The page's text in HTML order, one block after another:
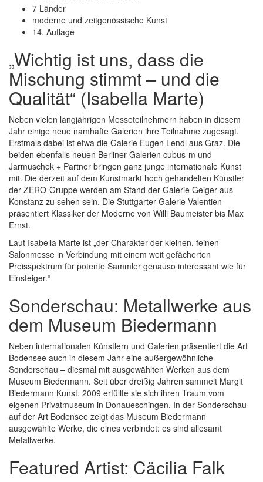
7 Länder
moderne und zeitgenössische Kunst
14. Auflage
„Wichtig ist uns, dass die
Mischung stimmt – und die
Qualität“ (Isabella Marte)
Neben vielen langjährigen Messeteilnehmern haben in diesem
Jahr einige neue namhafte Galerien ihre Teilnahme zugesagt.
Erstmals dabei ist etwa die Galerie Eugen Lendl aus Graz. Die
beiden ebenfalls neuen Berliner Galerien cubus-m und
Jarmuschek + Partner bringen ganz junge internationale Kunst
mit. Die derzeit auf dem Kunstmarkt hoch gehandelten Künstler
der ZERO-Gruppe werden am Stand der Galerie Geiger aus
Konstanz zu sehen sein. Die Stuttgarter Galerie Valentien
präsentiert Klassiker der Moderne von Willi Baumeister bis Max
Ernst.
Laut Isabella Marte ist „der Charakter der kleinen, feinen
Salonmesse in Verbindung mit einem weit gefächerten
Preisspektrum für potente Sammler genauso interessant wie für
Einsteiger.“
Sonderschau: Metallwerke aus
dem Museum Biedermann
Neben internationalen Künstlern und Galerien präsentiert die Art
Bodensee auch in diesem Jahr eine außergewöhnliche
Sonderschau – diesmal mit ausgewählten Werken aus dem
Museum Biedermann. Seit über dreißig Jahren sammelt Margit
Biedermann Kunst, 2009 erfüllte sie sich ihren Traum vom
eigenen Privatmuseum in Donaueschingen. In der Sonderschau
auf der Art Bodensee zeigt das Museum Biedermann
ausgewählte Werke, die eines verbindet: es sind allesamt
Metallwerke.
Featured Artist: Cäcilia Falk